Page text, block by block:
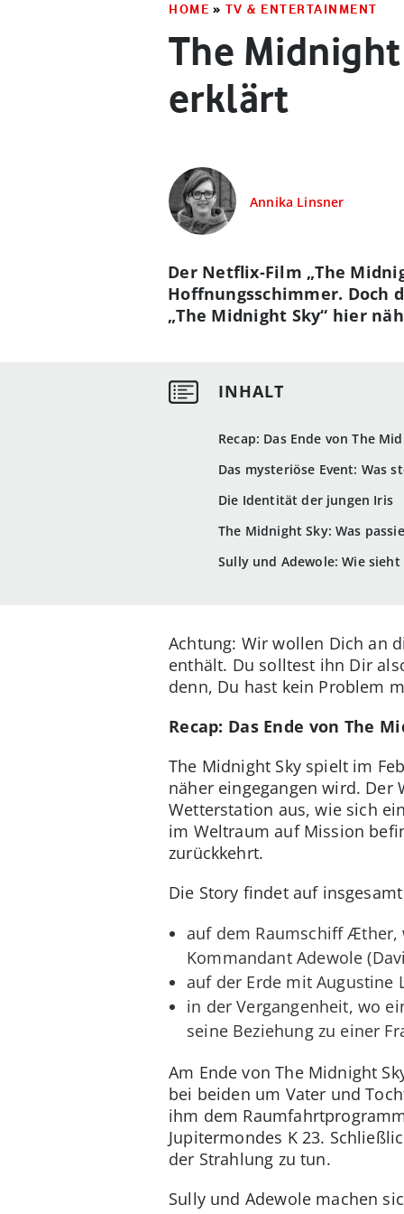
HOME » TV & ENTERTAINMENT
The
erklärt
Annika Linsner
Recap: Das Ende von The
Das mysteriöse Event: Was
Die Identität der jungen Iris
The Midnight Sky: Was
Sully und Adewole: Wie
Der Netflix-Film „The
Hoffnungsschimmer. Doch
„The Midnight Sky“ hier
Achtung: Wir wollen Dich an
enthält. Du solltest ihn Dir
denn, Du hast kein Problem
Recap: Das Ende von The
The Midnight Sky spielt im
näher eingegangen wird. Der
Wetterstation aus, wie sich
im Weltraum auf Mission
zurückkehrt.
Die Story findet auf
auf dem Raumschiff Æther,
Kommandant Adewole
auf der Erde mit Augustine
in der Vergangenheit, wo
seine Beziehung zu einer
Am Ende von The Midnight
bei beiden um Vater und
ihm dem
Jupitermondes K 23.
der Strahlung zu tun.
Sully und Adewole machen